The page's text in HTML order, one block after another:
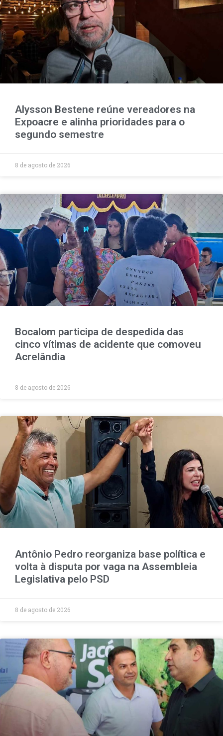
Alysson Bestene reúne vereadores na
Expoacre e alinha prioridades para o
segundo semestre
8 de agosto de 2026
Bocalom participa de despedida das
cinco vítimas de acidente que comoveu
Acrelândia
8 de agosto de 2026
Antônio Pedro reorganiza base política e
volta à disputa por vaga na Assembleia
Legislativa pelo PSD
8 de agosto de 2026